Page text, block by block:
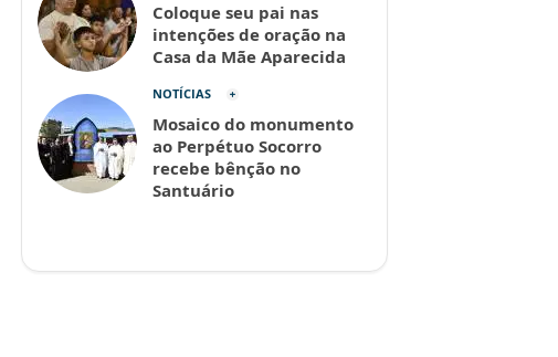
Coloque seu pai nas
intenções de oração na
Casa da Mãe Aparecida
NOTÍCIAS
Mosaico do monumento
ao Perpétuo Socorro
recebe bênção no
Santuário